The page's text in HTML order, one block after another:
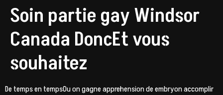
Soin partie gay Windsor
Canada DoncEt vous
souhaitez
De temps en tempsOu on gagne apprehension de embryon accomplir